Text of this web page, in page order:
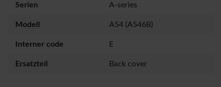
Serien A-series
Modell A54 (A546B)
Interner code E
Ersatzteil Back cover